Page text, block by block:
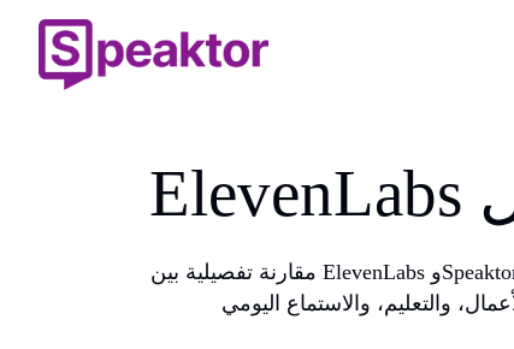
مقارنة تفصيلية بين ElevenLabs وSpeaktor تغطي جودة الصوت، ودعم اللغات، واستنساخ الصوت، والتسعير، والتكاملات، وسهولة الاستخدام، وسير عمل